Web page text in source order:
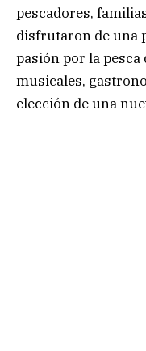
pescadores,
disfrutaron de una
pasión por la
musicales,
elección de una